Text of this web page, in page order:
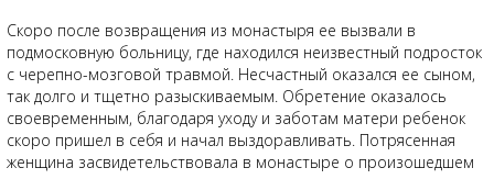
Скоро после возвращения из монастыря ее вызвали в
подмосковную больницу, где находился неизвестный подросток
с черепно-мозговой травмой. Несчастный оказался ее сыном,
так долго и тщетно разыскиваемым. Обретение оказалось
своевременным, благодаря уходу и заботам матери ребенок
скоро пришел в себя и начал выздоравливать. Потрясенная
женщина засвидетельствовала в монастыре о произошедшем